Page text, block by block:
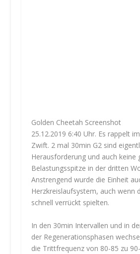
Golden Cheetah Screenshot
25.12.2019 6:40 Uhr. Es rappelt
Zwift. 2 mal 30min G2 sind
Herausforderung und auch keine
Belastungsspitze in der dritten
Anstrengend wurde die Einheit
Herzkreislaufsystem, auch wenn
schnell verrückt spielten.
In den 30min Intervallen und in
der Regenerationsphasen
die Trittfrequenz von 80-85 zu